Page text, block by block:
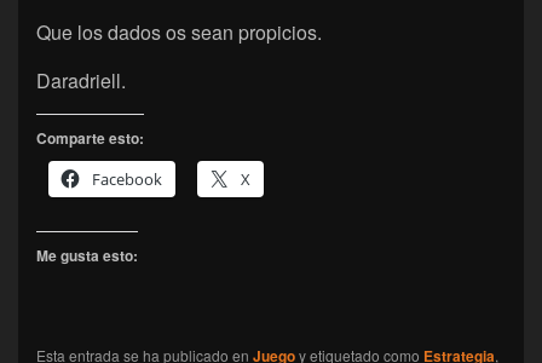
Que los dados os sean propicios.
Daradriell.
Comparte esto:
Facebook
X
Me gusta esto:
Esta entrada se ha publicado en Juegoy etiquetado como Estrategia,